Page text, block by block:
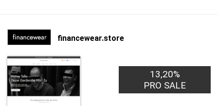
financewear.store
13,20%
PRO SALE